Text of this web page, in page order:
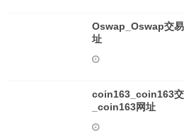
Oswap_Oswap交
址
coin163_coin163
_coin163网址